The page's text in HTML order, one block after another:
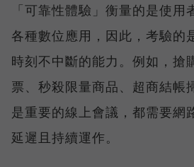
「可靠性體驗」衡量的是使用
各種數位應用，因此，考驗的
時刻不中斷的能力。例如，搶
票、秒殺限量商品、超商結帳
是重要的線上會議，都需要網
延遲且持續運作。